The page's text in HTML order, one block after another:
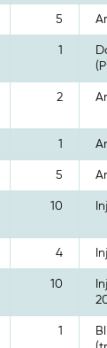
5
1
2
1
5
10
4
10
1